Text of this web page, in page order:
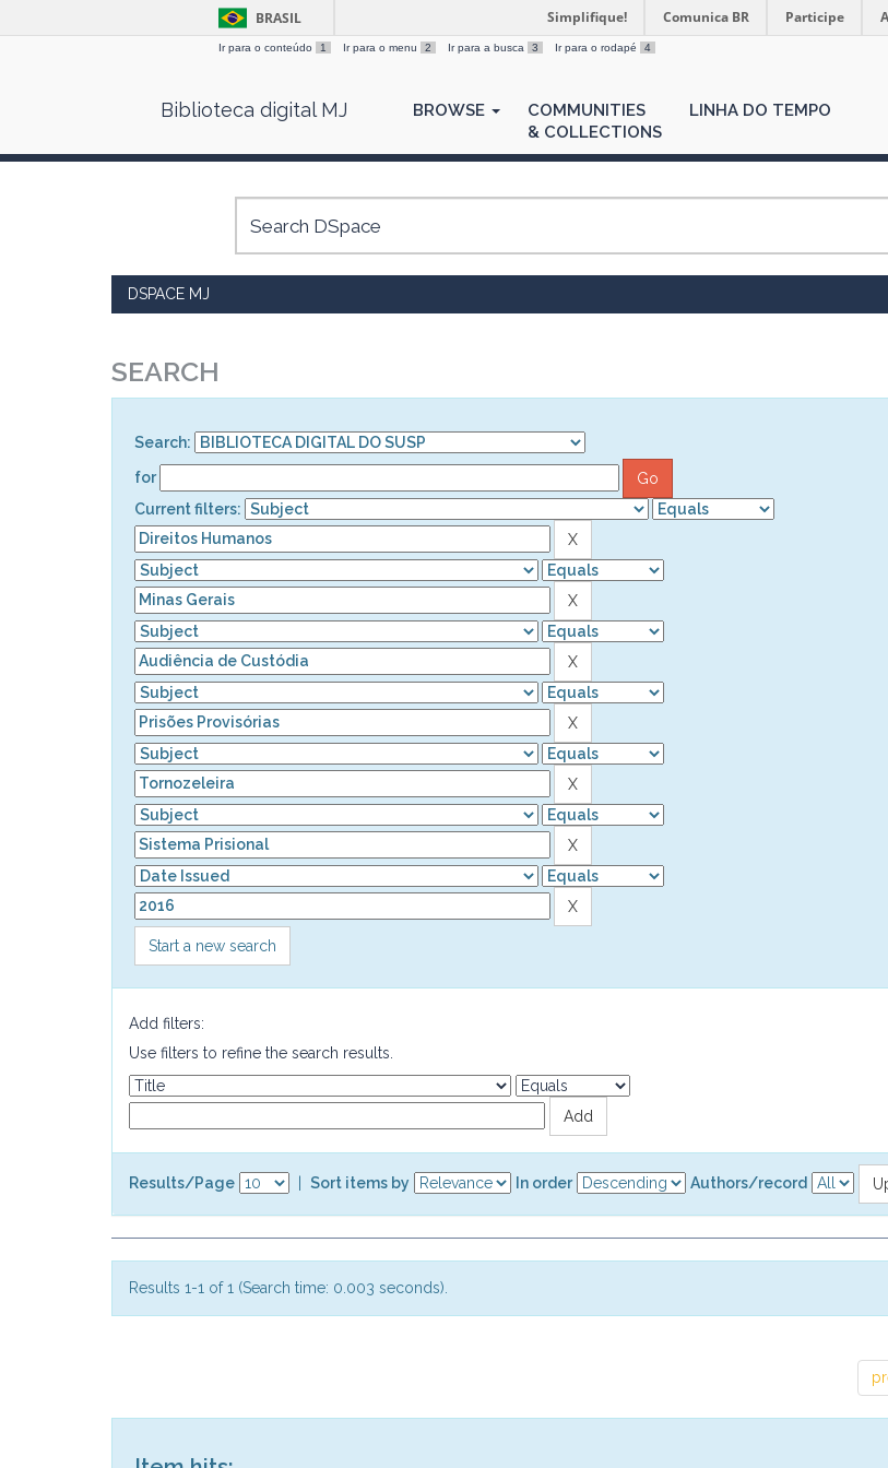
BRASIL Simplifique! Comunica BR Participe
Ir para o conteúdo 1 Ir para o menu 2 Ir para a busca 3 Ir para o rodapé 4
Biblioteca digital MJ BROWSE
COMMUNITIES
& COLLECTIONS
LINHA DO TEMPO
DSPACE MJ
SEARCH
Search:
for
Current filters:
Start a new search
Add filters:
Use filters to refine the search results.
Results/Page Sort items by In order Authors/record
Results 1-1 of 1 (Search time: 0.003 seconds).